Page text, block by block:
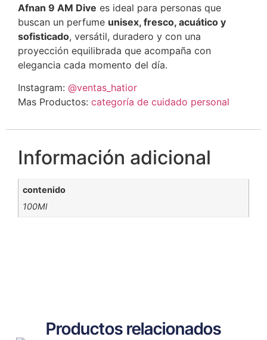
Afnan 9 AM Dive es ideal para personas que
buscan un perfume unisex, fresco, acuático y
sofisticado, versátil, duradero y con una
proyección equilibrada que acompaña con
elegancia cada momento del día.
Instagram: @ventas_hatior
Mas Productos: categoría de cuidado personal
Información adicional
contenido
100Ml
Productos relacionados